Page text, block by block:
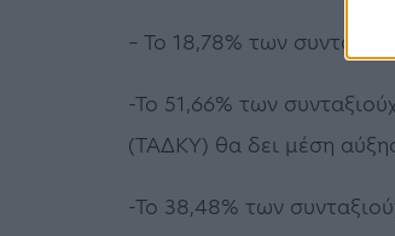
– Το 18,78% των
-Το 51,66% των
(ΤΑΔΚΥ) θα δει μέση
-Το 38,48% των